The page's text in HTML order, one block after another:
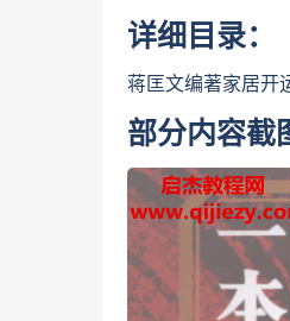
详细目录：
蒋匡文编著家居开
部分内容截